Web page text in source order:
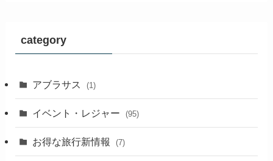
category
アブラサス (1)
イベント・レジャー (95)
お得な旅行新情報 (7)